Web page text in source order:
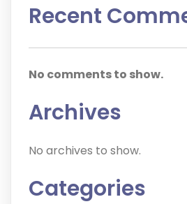
Recent
No comments to show.
Archives
No archives to show.
Categories